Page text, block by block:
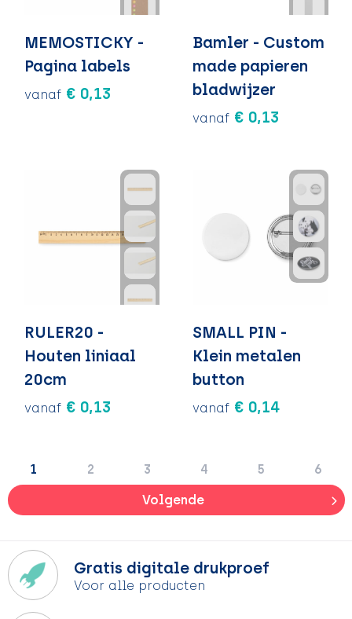
MEMOSTICKY -
Pagina labels
vanaf € 0,13
Bamler - Custom
made papieren
bladwijzer
vanaf € 0,13
RULER20 -
Houten liniaal
20cm
vanaf € 0,13
SMALL PIN -
Klein metalen
button
vanaf € 0,14
1 2 3 4 5 6
Volgende
Gratis digitale drukproef
Voor alle producten